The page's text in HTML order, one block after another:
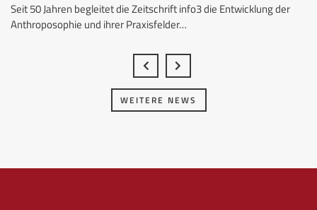
Seit 50 Jahren begleitet die Zeitschrift info3 die Entwicklung der
Anthroposophie und ihrer Praxisfelder…
WEITERE NEWS